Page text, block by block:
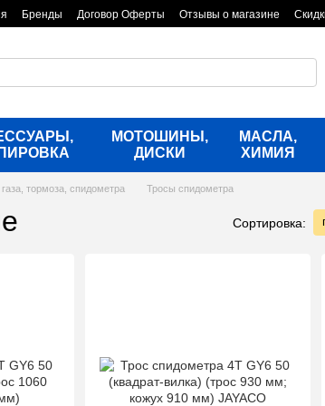
Бренды Договор Оферты Отзывы о магазине
МОТОШИНЫ,
ДИСКИ
МАСЛА,
ХИМИЯ
тормоза, спидометра Тросы спидометра
Сортировка: